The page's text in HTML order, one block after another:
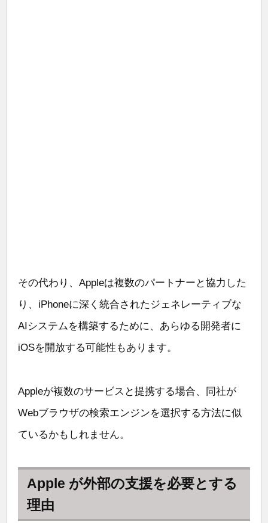
その代わり、Appleは複数のパートナーと協力した
り、iPhoneに深く統合されたジェネレーティブな
AIシステムを構築するために、あらゆる開発者に
iOSを開放する可能性もあります。
Appleが複数のサービスと提携する場合、同社が
Webブラウザの検索エンジンを選択する方法に似
ているかもしれません。
Apple が外部の支援を必要とする
理由